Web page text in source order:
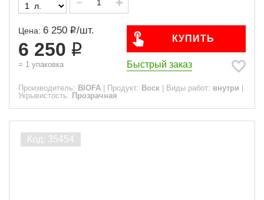
Цена: 6 250 /шт.
6 250
= 1 упаковка
КУПИТЬ
Быстрый заказ
Производитель: BIOFA Продукт: Воск Виды работ: внутри
Укрывистость: Прозрачная